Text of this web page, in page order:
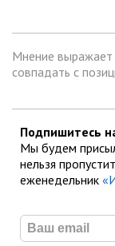
Мнение
совпадать с
Подпишитесь
Мы будем
нельзя
еженедельник